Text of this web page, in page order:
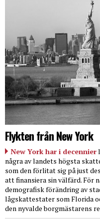
Flykten från New York
New York har i decennier
några av landets högsta
som den förlitat sig på just
att finansiera sin välfärd. För
demografisk förändring av
lågskattestater som Florida
den nyvalde borgmästarens